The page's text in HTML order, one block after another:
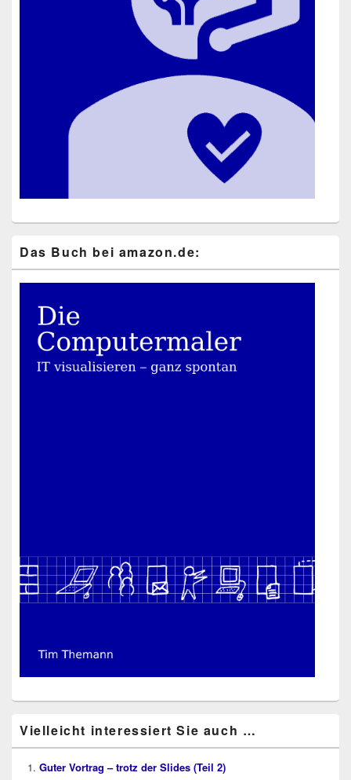
Das Buch bei ama​zon​.de:
Vielleicht interessiert Sie auch …
Guter Vortrag – trotz der Slides (Teil 2)